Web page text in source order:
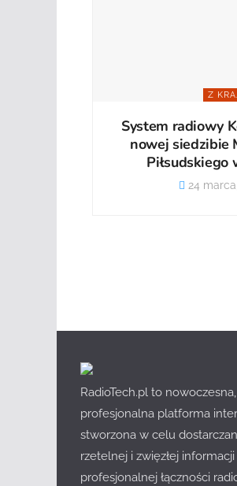
Z
System radiowy
nowej siedzibie
Piłsudskiego
24
RadioTech.pl to nowoczesna,
profesjonalna platforma
stworzona w celu
rzetelnej i zwięzłej
profesjonalnej łączności